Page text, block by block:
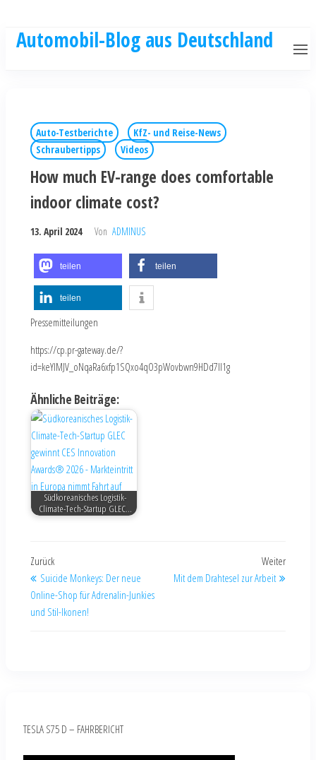
Automobil-Blog aus Deutschland
Auto-Testberichte
KfZ- und Reise-News
Schraubertipps
Videos
How much EV-range does comfortable
indoor climate cost?
13. April 2024 Von ADMINUS
teilen teilen
teilen
Pressemitteilungen
https://cp.pr-gateway.de/?
id=keYlMJV_oNqaRa6xfp1SQxo4qO3pWovbwn9HDd7Il1g
Ähnliche Beiträge:
Südkoreanisches Logistik-
Climate-Tech-Startup GLEC…
Zurück
Suicide Monkeys: Der neue
Online-Shop für Adrenalin-Junkies
und Stil-Ikonen!
Weiter
Mit dem Drahtesel zur Arbeit
TESLA S75 D – FAHRBERICHT